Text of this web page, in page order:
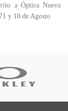
a Óptica Nueva
y 10 de Agosto